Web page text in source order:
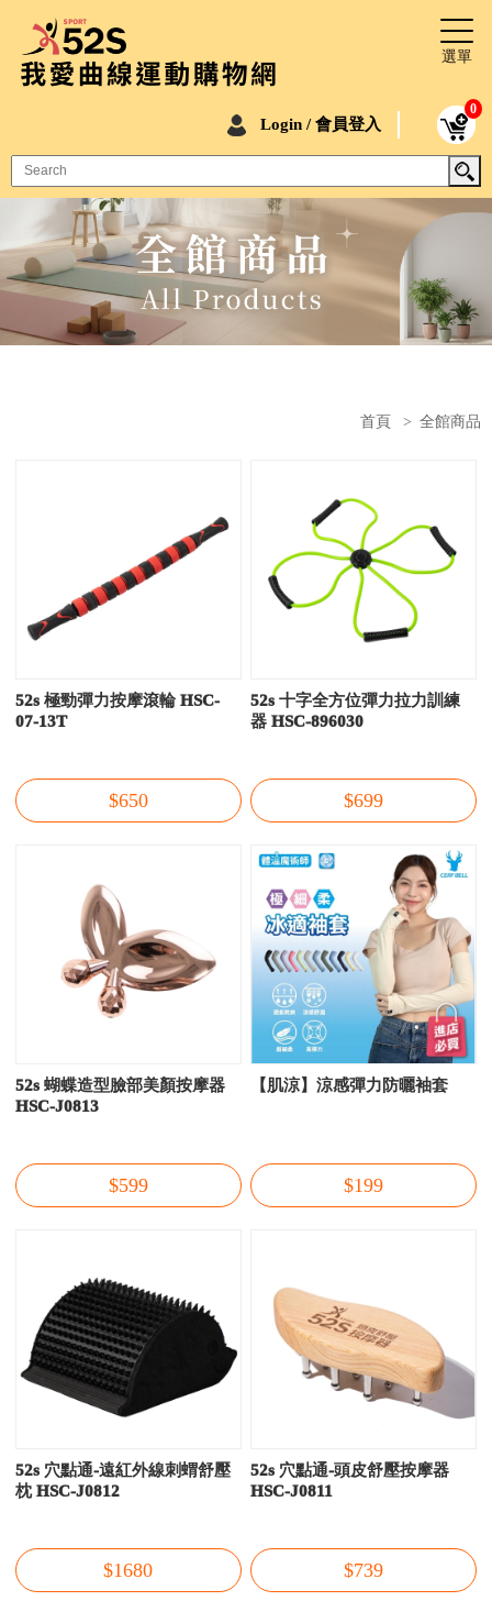
Login / 會員登入
0
首頁 > 全館商品
52s 極勁彈力按摩滾輪 HSC-
07-13T
$650
52s 十字全方位彈力拉力訓練
器 HSC-896030
$699
52s 蝴蝶造型臉部美顏按摩器
HSC-J0813
$599
【肌涼】涼感彈力防曬袖套
$199
52s 穴點通-遠紅外線刺蝟舒壓
枕 HSC-J0812
$1680
52s 穴點通-頭皮舒壓按摩器
HSC-J0811
$739